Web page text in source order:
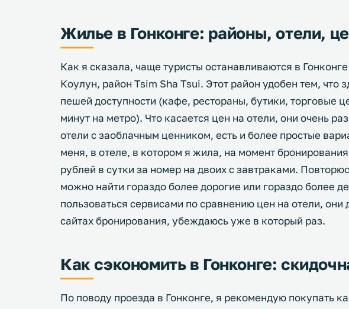
Жилье в Гонконге: районы, отели,
Как я сказала, чаще туристы останавливаются в
Коулун, район Tsim Sha Tsui. Этот район удобен тем, что
пешей доступности (кафе, рестораны, бутики, торговые
минут на метро). Что касается цен на отели, они очень
отели с заоблачным ценником, есть и более простые
меня, в отеле, в котором я жила, на момент
рублей в сутки за номер на двоих с завтраками.
можно найти гораздо более дорогие или гораздо более
пользоваться сервисами по сравнению цен на отели, они
сайтах бронирования, убеждаюсь уже в который раз.
Как сэкономить в Гонконге:
По поводу проезда в Гонконге, я рекомендую покупать